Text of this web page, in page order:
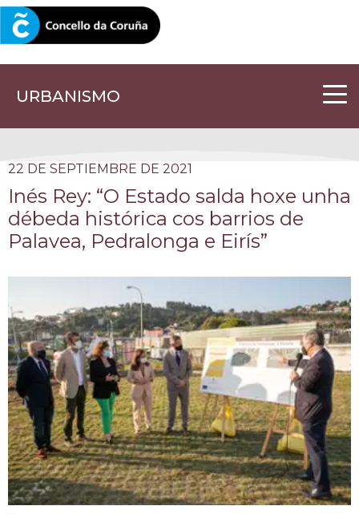
URBANISMO
CORUNA.GAL
22 DE SEPTIEMBRE DE 2021
Inés Rey: “O Estado salda hoxe unha
débeda histórica cos barrios de
Palavea, Pedralonga e Eirís”